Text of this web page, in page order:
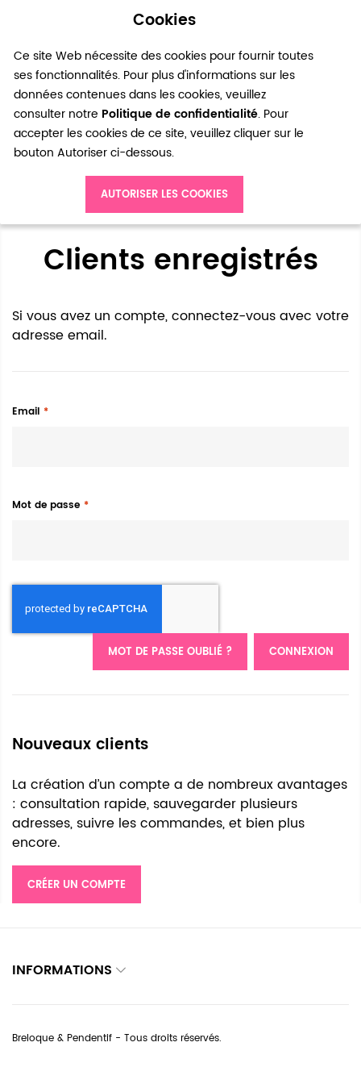
Cookies
Ce site Web nécessite des cookies pour fournir toutes
ses fonctionnalités. Pour plus d'informations sur les
données contenues dans les cookies, veuillez
consulter notre Politique de confidentialité. Pour
accepter les cookies de ce site, veuillez cliquer sur le
bouton Autoriser ci-dessous.
AUTORISER LES COOKIES
0
Accès client
Clients enregistrés
Si vous avez un compte, connectez-vous avec votre
adresse email.
Email
Mot de passe
CONNEXION
MOT DE PASSE OUBLIÉ ?
Nouveaux clients
La création d’un compte a de nombreux avantages
: consultation rapide, sauvegarder plusieurs
adresses, suivre les commandes, et bien plus
encore.
CRÉER UN COMPTE
INFORMATIONS
Breloque & Pendentif - Tous droits réservés.